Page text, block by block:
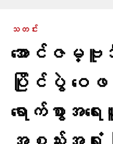
သတင်း
အောင်ဇမ္ဗူ
ပြိုင်ပွဲ ဝေ
ရောက်စွာအ